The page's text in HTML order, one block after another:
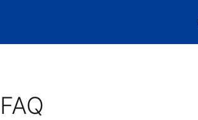
FAQ